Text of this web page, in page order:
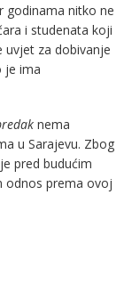
godinama nitko ne
i studenata koji
uvjet za dobivanje
je ima
nema
u Sarajevu. Zbog
pred budućim
odnos prema ovoj